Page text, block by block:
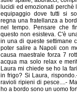
lucidi ed emozionati perchè
equipaggio dove tutti si
regna una fratellanza a
nel tempo. Pensare che
questo non esisteva. C'è
in una di queste settimane
poter salire a Napoli con
causa maestrale forza 7
acqua ma solo relax e
Laura mi chiede se ho la
in frigo? Si Laura,
ravioli ripieni di pesce....-
ho a bordo sono un uomo